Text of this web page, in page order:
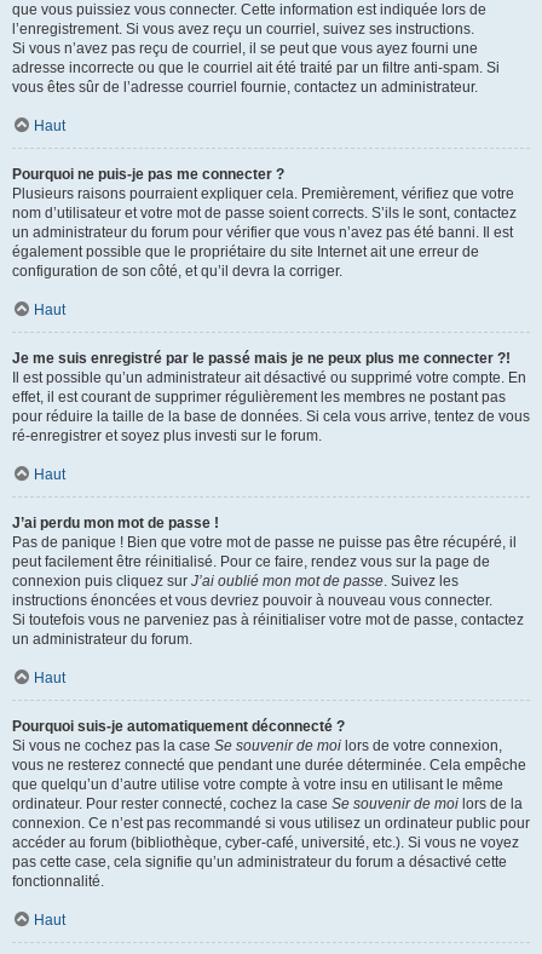
que vous puissiez vous connecter. Cette information est indiquée lors de
l’enregistrement. Si vous avez reçu un courriel, suivez ses instructions.
Si vous n’avez pas reçu de courriel, il se peut que vous ayez fourni une
adresse incorrecte ou que le courriel ait été traité par un filtre anti-spam. Si
vous êtes sûr de l’adresse courriel fournie, contactez un administrateur.
Haut
Pourquoi ne puis-je pas me connecter ?
Plusieurs raisons pourraient expliquer cela. Premièrement, vérifiez que votre
nom d’utilisateur et votre mot de passe soient corrects. S’ils le sont, contactez
un administrateur du forum pour vérifier que vous n’avez pas été banni. Il est
également possible que le propriétaire du site Internet ait une erreur de
configuration de son côté, et qu’il devra la corriger.
Haut
Je me suis enregistré par le passé mais je ne peux plus me connecter ?!
Il est possible qu’un administrateur ait désactivé ou supprimé votre compte. En
effet, il est courant de supprimer régulièrement les membres ne postant pas
pour réduire la taille de la base de données. Si cela vous arrive, tentez de vous
ré-enregistrer et soyez plus investi sur le forum.
Haut
J’ai perdu mon mot de passe !
Pas de panique ! Bien que votre mot de passe ne puisse pas être récupéré, il
peut facilement être réinitialisé. Pour ce faire, rendez vous sur la page de
connexion puis cliquez sur J’ai oublié mon mot de passe. Suivez les
instructions énoncées et vous devriez pouvoir à nouveau vous connecter.
Si toutefois vous ne parveniez pas à réinitialiser votre mot de passe, contactez
un administrateur du forum.
Haut
Pourquoi suis-je automatiquement déconnecté ?
Si vous ne cochez pas la case Se souvenir de moi lors de votre connexion,
vous ne resterez connecté que pendant une durée déterminée. Cela empêche
que quelqu’un d’autre utilise votre compte à votre insu en utilisant le même
ordinateur. Pour rester connecté, cochez la case Se souvenir de moi lors de la
connexion. Ce n’est pas recommandé si vous utilisez un ordinateur public pour
accéder au forum (bibliothèque, cyber-café, université, etc.). Si vous ne voyez
pas cette case, cela signifie qu’un administrateur du forum a désactivé cette
fonctionnalité.
Haut